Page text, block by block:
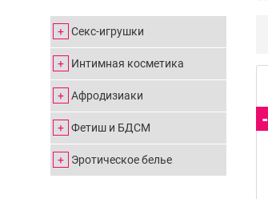
Секс-игрушки
Интимная косметика
Афродизиаки
Фетиш и БДСМ
Эротическое белье